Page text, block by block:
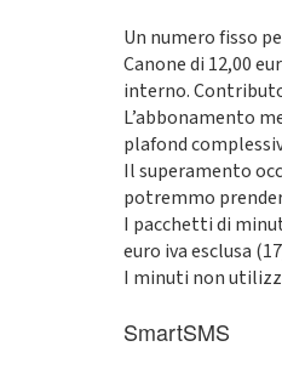
Un numero fisso
Canone di 12,00
interno.
L’abbonamento
plafond
Il superamento
potremmo
I pacchetti di
euro iva esclusa
I minuti non
SmartSMS